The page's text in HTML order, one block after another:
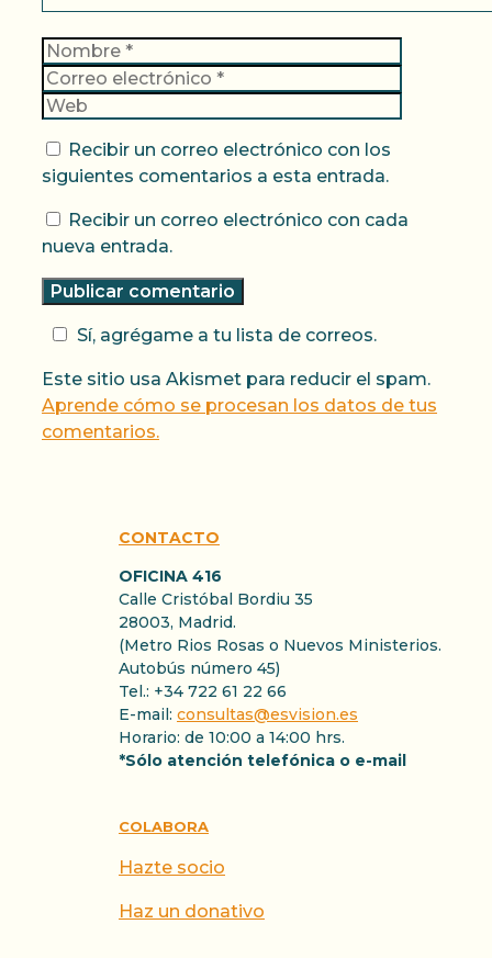
Nombre
Recibir un correo electrónico con los
siguientes comentarios a esta entrada.
Recibir un correo electrónico con cada
nueva entrada.
Sí, agrégame a tu lista de correos.
Este sitio usa Akismet para reducir el spam.
Aprende cómo se procesan los datos de tus
comentarios.
CONTACTO
OFICINA 416
Calle Cristóbal Bordiu 35
28003, Madrid.
(Metro Rios Rosas o Nuevos Ministerios.
Autobús número 45)
Tel.: +34 722 61 22 66
E-mail: consultas@esvision.es
Horario: de 10:00 a 14:00 hrs.
*Sólo atención telefónica o e-mail
COLABORA
Hazte socio
Haz un donativo